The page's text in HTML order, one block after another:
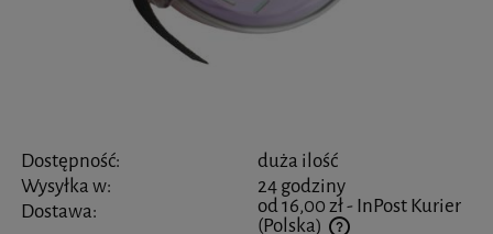
Dostępność:
duża ilość
Wysyłka w:
24 godziny
Dostawa:
od 16,00 zł- InPost Kurier
(Polska)